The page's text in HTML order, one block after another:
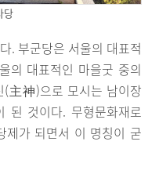
당
. 부군당은 서울의 대표적
의 대표적인 마을굿 중의
(主神)으로 모시는 남이장
된 것이다. 무형문화재로
제가 되면서 이 명칭이 굳